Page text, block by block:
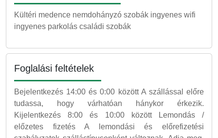
Kültéri medence nemdohányzó szobák ingyenes wifi
ingyenes parkolás családi szobák
Foglalási feltételek
Bejelentkezés 14:00 és 0:00 között A szállással előre
tudassa, hogy várhatóan hánykor érkezik.
Kijelentkezés 8:00 és 10:00 között Lemondás /
előzetes fizetés A lemondási és előrefizetési